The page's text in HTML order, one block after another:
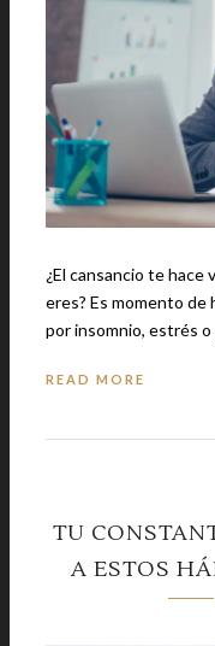
¿El cansancio te hace
eres? Es momento de hacer esto...
por insomnio, estrés
READ MORE
TU
A ESTOS